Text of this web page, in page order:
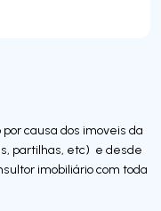
causa dos imoveis da
partilhas, etc) e desde
imobiliário com toda